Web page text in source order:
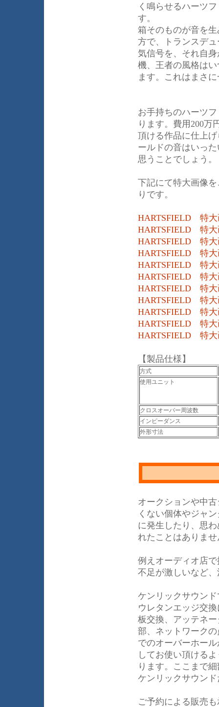
く鳴らせるハーツ
す。
箱そのものが音を
方で、トランスデ
気信号を、それ自
機、王者の風格は
ます。これはまさ
お手持ちのハーツ
ります。費用200万
頂ける作品に仕上
ールドの音はいっ
思うことでしょう。
下記にて特大画像
りです。
HARTSFIELD 特大
HARTSFIELD 特大
HARTSFIELD 特大
HARTSFIELD 特大
HARTSFIELD 特大
HARTSFIELD 特大
HARTSFIELD 特大
HARTSFIELD 特大
HARTSFIELD 特大
HARTSFIELD 特大
HARTSFIELD 特大
【製品仕様】
方式
使用ユニット
クロスオーバー周波数
インピーダンス
外形寸法
オークションや中
くない個体やジャ
に発生したり、思
れたことはありま
例えオーディオ店
不足が激しいなど
ケンリックサウン
ウレタンエッジ交
板交換、アッテネ
部、ネットワーク
でのオーバーホー
してお使い頂ける
ります。ここまで
ケンリックサウン
ご予約による販売